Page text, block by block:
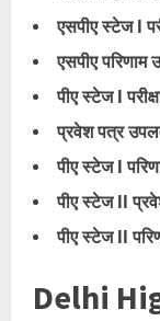
एसपीए स्टेज I
एसपीए परिणाम
पीए स्टेज I
प्रवेश पत्र
पीए स्टेज I
पीए स्टेज II
पीए स्टेज II
Delhi